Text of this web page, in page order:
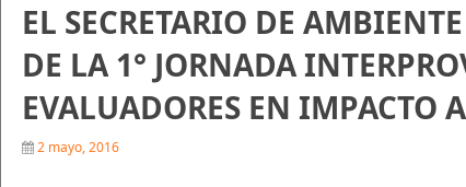
EL SECRETARIO DE
DE LA 1° JORNADA
EVALUADORES EN IMPACTO
2 mayo, 2016